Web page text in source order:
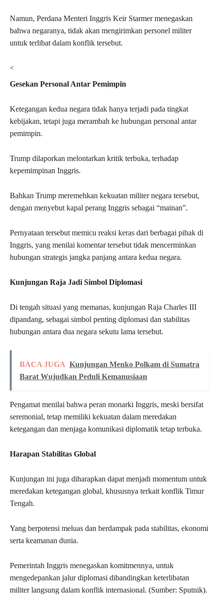
Namun, Perdana Menteri Inggris Keir Starmer menegaskan
bahwa negaranya, tidak akan mengirimkan personel militer
untuk terlibat dalam konflik tersebut.
<
Gesekan Personal Antar Pemimpin
Ketegangan kedua negara tidak hanya terjadi pada tingkat
kebijakan, tetapi juga merambah ke hubungan personal antar
pemimpin.
Trump dilaporkan melontarkan kritik terbuka, terhadap
kepemimpinan Inggris.
Bahkan Trump meremehkan kekuatan militer negara tersebut,
dengan menyebut kapal perang Inggris sebagai “mainan”.
Pernyataan tersebut memicu reaksi keras dari berbagai pihak di
Inggris, yang menilai komentar tersebut tidak mencerminkan
hubungan strategis jangka panjang antara kedua negara.
Kunjungan Raja Jadi Simbol Diplomasi
Di tengah situasi yang memanas, kunjungan Raja Charles III
dipandang, sebagai simbol penting diplomasi dan stabilitas
hubungan antara dua negara sekutu lama tersebut.
BACA JUGA Kunjungan Menko Polkam di Sumatra
Barat Wujudkan Peduli Kemanusiaan
Pengamat menilai bahwa peran monarki Inggris, meski bersifat
seremonial, tetap memiliki kekuatan dalam meredakan
ketegangan dan menjaga komunikasi diplomatik tetap terbuka.
Harapan Stabilitas Global
Kunjungan ini juga diharapkan dapat menjadi momentum untuk
meredakan ketegangan global, khususnya terkait konflik Timur
Tengah.
Yang berpotensi meluas dan berdampak pada stabilitas, ekonomi
serta keamanan dunia.
Pemerintah Inggris menegaskan komitmennya, untuk
mengedepankan jalur diplomasi dibandingkan keterlibatan
militer langsung dalam konflik internasional. (Sumber: Sputnik).